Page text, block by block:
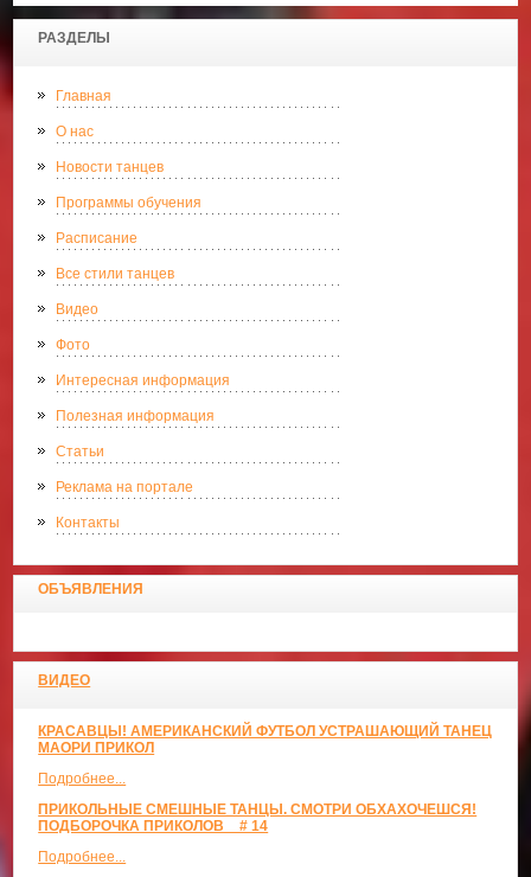
РАЗДЕЛЫ
Главная
О нас
Новости танцев
Программы обучения
Расписание
Все стили танцев
Видео
Фото
Интересная информация
Полезная информация
Статьи
Реклама на портале
Контакты
ОБЪЯВЛЕНИЯ
ВИДЕО
КРАСАВЦЫ! АМЕРИКАНСКИЙ ФУТБОЛ УСТРАШАЮЩИЙ ТАНЕЦ
МАОРИ ПРИКОЛ
Подробнее...
ПРИКОЛЬНЫЕ СМЕШНЫЕ ТАНЦЫ. СМОТРИ ОБХАХОЧЕШСЯ!
ПОДБОРОЧКА ПРИКОЛОВ _ # 14
Подробнее...